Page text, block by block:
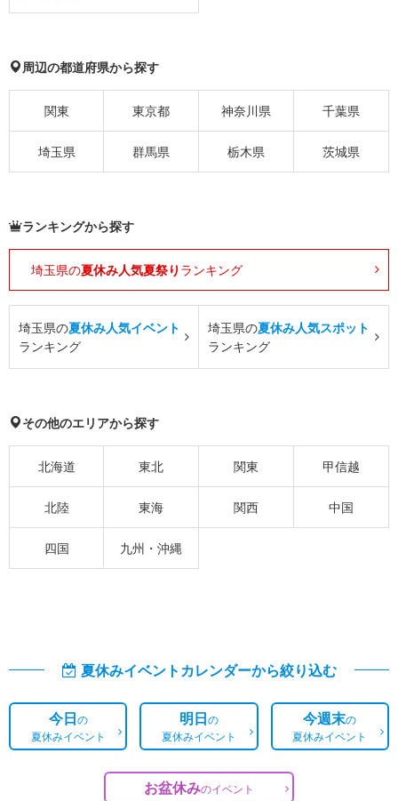
周辺の都道府県から探す
関東 東京都 神奈川県 千葉県
埼玉県 群馬県 栃木県 茨城県
ランキングから探す
埼玉県の夏休み人気夏祭り ランキング
埼玉県の夏休み人気イベント
ランキング
埼玉県の夏休み人気スポット
ランキング
その他のエリアから探す
北海道 東北 関東 甲信越
北陸 東海 関西 中国
四国 九州・沖縄
夏休みイベントカレンダーから絞り込む
今日の
夏休みイベント
明日の
夏休みイベント
今週末の
夏休みイベント
お盆休みのイベント